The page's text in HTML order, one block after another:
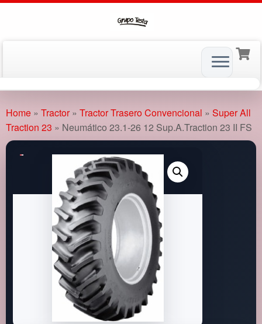
to
content
Home » Tractor » Tractor Trasero Convencional » Super All
Traction 23 » Neumático 23.1-26 12 Sup.A.Traction 23 II FS